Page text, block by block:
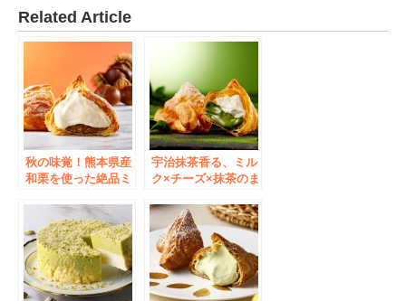
Related Article
秋の味覚！熊本県産
和栗を使った絶品ミ
「東京ミルクチーズ
工場 Cow Cow
Kitchen」から、
「ミルクパイ和栗」
を季節限定で新発売
致しました！
宇治抹茶香る、ミル
ク×チーズ×抹茶のま
絶品！「東京ミルク
チーズ工場 Cow
Cow Kitchen」か
ら、季節限定「ミル
クパイ宇治抹茶」を
今年も発売いたしま